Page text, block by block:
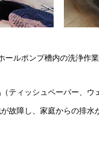
ールポンプ槽内の洗浄作業
ティッシュペーパー、
故障し、家庭からの排水